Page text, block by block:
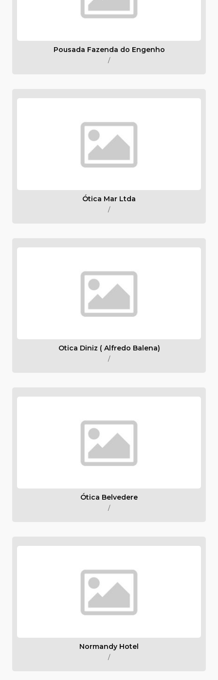
Pousada Fazenda do Engenho
/
Ótica Mar Ltda
/
Otica Diniz ( Alfredo Balena)
/
Ótica Belvedere
/
Normandy Hotel
/